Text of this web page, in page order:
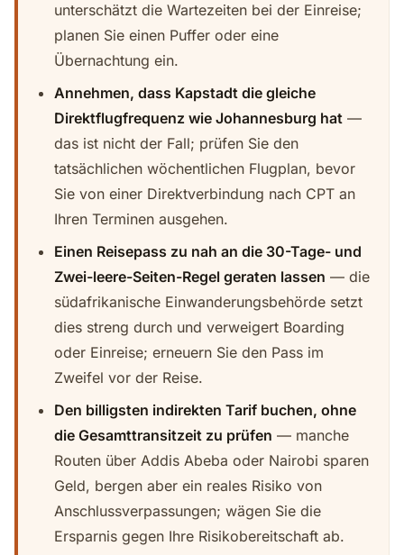
unterschätzt die Wartezeiten bei der Einreise;
planen Sie einen Puffer oder eine
Übernachtung ein.
Annehmen, dass Kapstadt die gleiche
Direktflugfrequenz wie Johannesburg hat —
das ist nicht der Fall; prüfen Sie den
tatsächlichen wöchentlichen Flugplan, bevor
Sie von einer Direktverbindung nach CPT an
Ihren Terminen ausgehen.
Einen Reisepass zu nah an die 30-Tage- und
Zwei-leere-Seiten-Regel geraten lassen — die
südafrikanische Einwanderungsbehörde setzt
dies streng durch und verweigert Boarding
oder Einreise; erneuern Sie den Pass im
Zweifel vor der Reise.
Den billigsten indirekten Tarif buchen, ohne
die Gesamttransitzeit zu prüfen — manche
Routen über Addis Abeba oder Nairobi sparen
Geld, bergen aber ein reales Risiko von
Anschlussverpassungen; wägen Sie die
Ersparnis gegen Ihre Risikobereitschaft ab.